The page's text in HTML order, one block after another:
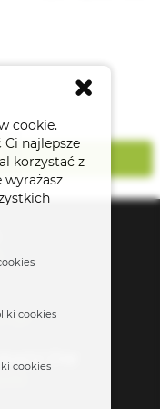
cookie.
najlepsze
korzystać z
wyrażasz
cookies
cookies